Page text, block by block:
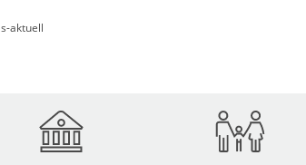
aktuell